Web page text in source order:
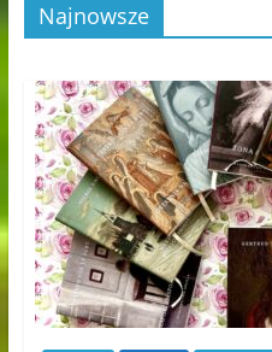
Najnowsze